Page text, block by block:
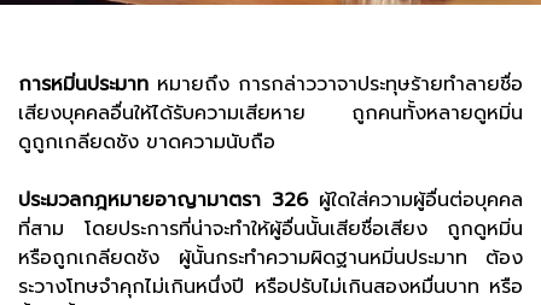
การหมิ่นประมาท หมายถึง การกล่าววาจาประทุษร้ายทำลายชื่อ
เสียงบุคคลอื่นให้ได้รับความเสียหาย ถูกคนทั้งหลายดูหมิ่น
ดูถูกเกลียดชัง ขาดความนับถือ
ประมวลกฎหมายอาญามาตรา 326ผู้ใดใส่ความผู้อื่นต่อบุคคล
ที่สาม โดยประการที่น่าจะทำให้ผู้อื่นนั้นเสียชื่อเสียง ถูกดูหมิ่น
หรือถูกเกลียดชัง ผู้นั้นกระทำความผิดฐานหมิ่นประมาท ต้อง
ระวางโทษจำคุกไม่เกินหนึ่งปี หรือปรับไม่เกินสองหมื่นบาท หรือ